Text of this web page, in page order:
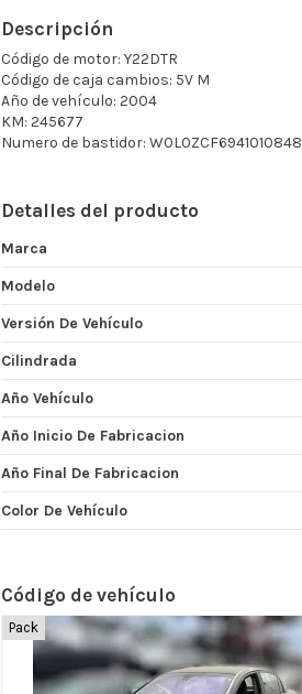
Descripción
Código de motor: Y22DTR
Código de caja cambios: 5V M
Año de vehículo: 2004
KM: 245677
Numero de bastidor: W0L0ZCF6941010848
Detalles del producto
Marca
Modelo
Versión De Vehículo
Cilindrada
Año Vehículo
Año Inicio De Fabricacion
Año Final De Fabricacion
Color De Vehículo
Código de vehículo
Pack